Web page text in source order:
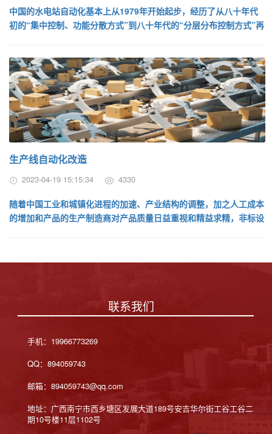
中国的水电站自动化基本上从1979年开始起步，经历了从八十年代
初的“集中控制、功能分散方式”到八十年代的“分层分布控制方式”再
生产线自动化改造
2023-04-19 15:15:34 4330
随着中国工业和城镇化进程的加速、产业结构的调整，加之人工成本
的增加和产品的生产制造商对产品质量日益重视和精益求精，非标设
联系我们
手机：19966773269
QQ：894059743
邮箱：894059743@qq.com
地址：广西南宁市西乡塘区发展大道189号安吉华尔街工谷工谷二
期10号楼11层1102号